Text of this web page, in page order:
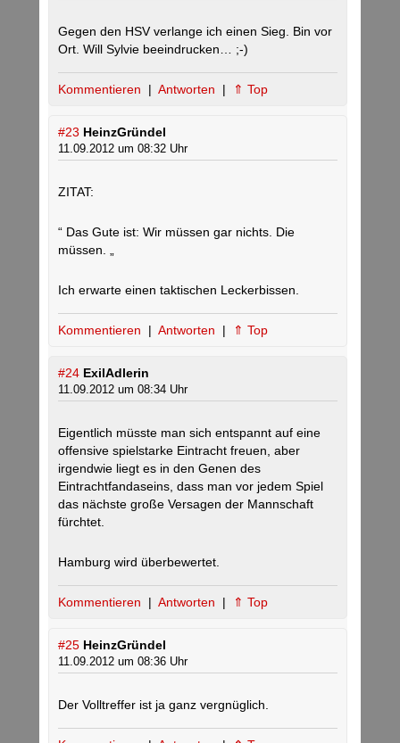
Gegen den HSV verlange ich einen Sieg. Bin vor
Ort. Will Sylvie beeindrucken… ;-)
Kommentieren | Antworten | ⇑ Top
#23 HeinzGründel
11.09.2012 um 08:32 Uhr
ZITAT:
“ Das Gute ist: Wir müssen gar nichts. Die
müssen. „
Ich erwarte einen taktischen Leckerbissen.
Kommentieren | Antworten | ⇑ Top
#24 ExilAdlerin
11.09.2012 um 08:34 Uhr
Eigentlich müsste man sich entspannt auf eine
offensive spielstarke Eintracht freuen, aber
irgendwie liegt es in den Genen des
Eintrachtfandaseins, dass man vor jedem Spiel
das nächste große Versagen der Mannschaft
fürchtet.
Hamburg wird überbewertet.
Kommentieren | Antworten | ⇑ Top
#25 HeinzGründel
11.09.2012 um 08:36 Uhr
Der Volltreffer ist ja ganz vergnüglich.